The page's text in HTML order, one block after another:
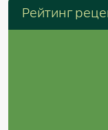
Рейтинг